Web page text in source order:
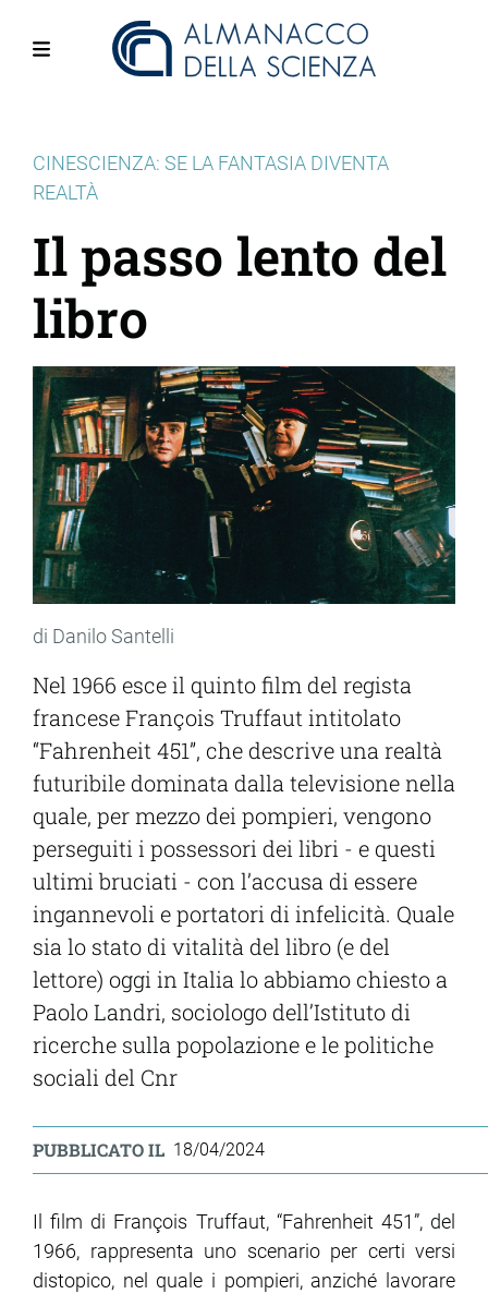
CINESCIENZA: SE LA FANTASIA DIVENTA
REALTÀ
Il passo lento del
libro
di Danilo Santelli
Nel 1966 esce il quinto film del regista
francese François Truffaut intitolato
“Fahrenheit 451”, che descrive una realtà
futuribile dominata dalla televisione nella
quale, per mezzo dei pompieri, vengono
perseguiti i possessori dei libri - e questi
ultimi bruciati - con l’accusa di essere
ingannevoli e portatori di infelicità. Quale
sia lo stato di vitalità del libro (e del
lettore) oggi in Italia lo abbiamo chiesto a
Paolo Landri, sociologo dell’Istituto di
ricerche sulla popolazione e le politiche
sociali del Cnr
PUBBLICATO IL 18/04/2024
Il film di François Truffaut, “Fahrenheit 451”, del
1966, rappresenta uno scenario per certi versi
distopico, nel quale i pompieri, anziché lavorare